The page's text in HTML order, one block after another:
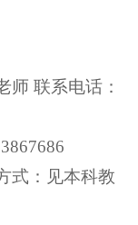
师 联系电话：
式：见本科教